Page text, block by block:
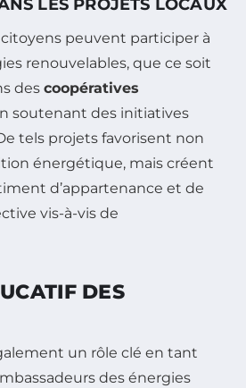
LES PROJETS LOCAUX
citoyens peuvent participer à
renouvelables, que ce soit
des coopératives
soutenant des initiatives
tels projets favorisent non
énergétique, mais créent
d’appartenance et de
vis-à-vis de
DES
un rôle clé en tant
des énergies